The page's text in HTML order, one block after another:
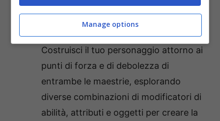
Personalizza il tuo eroe, quindi forma la
tua classe combinando due maestrie.
Costruisci il tuo personaggio attorno ai
punti di forza e di debolezza di
entrambe le maestrie, esplorando
diverse combinazioni di modificatori di
abilità, attributi e oggetti per creare la
Manage options